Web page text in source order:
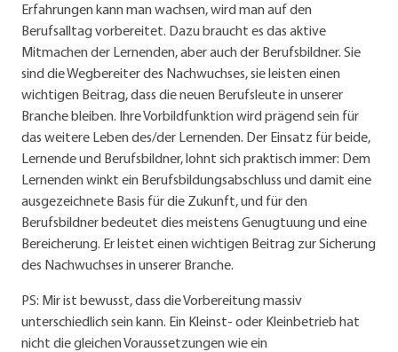
Erfahrungen kann man wachsen, wird man auf den
Berufsalltag vorbereitet. Dazu braucht es das aktive
Mitmachen der Lernenden, aber auch der Berufsbildner. Sie
sind die Wegbereiter des Nachwuchses, sie leisten einen
wichtigen Beitrag, dass die neuen Berufsleute in unserer
Branche bleiben. Ihre Vorbildfunktion wird prägend sein für
das weitere Leben des/der Lernenden. Der Einsatz für beide,
Lernende und Berufsbildner, lohnt sich praktisch immer: Dem
Lernenden winkt ein Berufsbildungsabschluss und damit eine
ausgezeichnete Basis für die Zukunft, und für den
Berufsbildner bedeutet dies meistens Genugtuung und eine
Bereicherung. Er leistet einen wichtigen Beitrag zur Sicherung
des Nachwuchses in unserer Branche.
PS: Mir ist bewusst, dass die Vorbereitung massiv
unterschiedlich sein kann. Ein Kleinst- oder Kleinbetrieb hat
nicht die gleichen Voraussetzungen wie ein